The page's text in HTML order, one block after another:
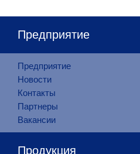
Предприятие
Предприятие
Новости
Контакты
Партнеры
Вакансии
Продукция